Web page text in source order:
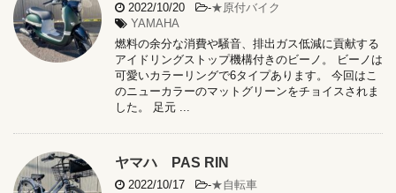
2022/10/20 -★原付バイク
YAMAHA
燃料の余分な消費や騒⾳、排出ガス低減に貢献する
アイドリングストップ機構付きのビーノ。 ビーノは
可愛いカラーリングで6タイプあります。 今回はこ
のニューカラーのマットグリーンをチョイスされま
した。 足元 ...
ヤマハ PAS RIN
2022/10/17 -★自転車